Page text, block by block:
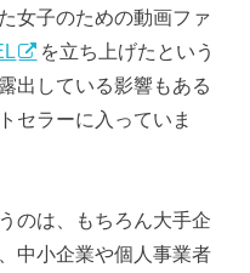
女子のための動画ファ
を立ち上げたという
出している影響もある
セラーに入っていま
のは、もちろん大手企
中小企業や個人事業者